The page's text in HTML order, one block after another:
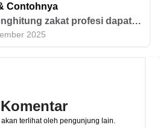
Contohnya
zakat profesi dapat
menggunakan rumus
Yuk, simak informasi
2025
terlihat oleh pengunjung lain.